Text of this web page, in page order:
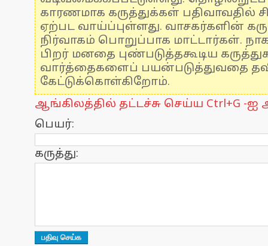
காரணமாக கருத்துக்கள் பதிவாவதில்
ஏற்பட வாய்ப்புள்ளது. வாசகர்களின்
நிர்வாகம் பொறுப்பாக மாட்டார்கள்.
பிறர் மனதை புண்படுத்தகூடிய
வார்த்தைகளைப் பயன்படுத்துவதை
கேட்டுக்கொள்கிறோம்.
ஆங்கிலத்தில் தட்டச்சு செய்ய Ctrl+G -ஐ
பெயர்:
கருத்து: